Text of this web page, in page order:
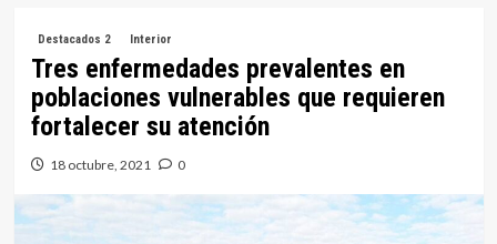
Destacados 2 Interior
Tres enfermedades prevalentes en
poblaciones vulnerables que requieren
fortalecer su atención
18 octubre, 2021 0